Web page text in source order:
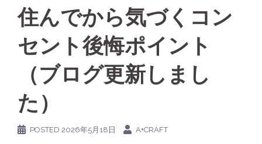
住んでから気づくコン
セント後悔ポイント
（ブログ更新しまし
た）
POSTED 2026年5月18日 A+CRAFT